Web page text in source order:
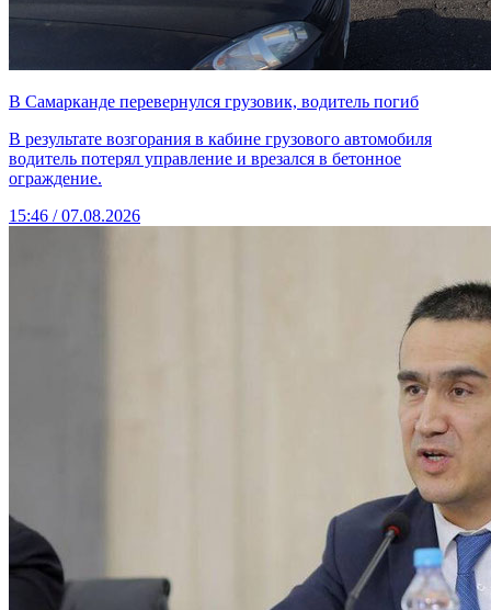
В Самарканде перевернулся грузовик, водитель погиб
В результате возгорания в кабине грузового автомобиля
водитель потерял управление и врезался в бетонное
ограждение.
15:46 / 07.08.2026